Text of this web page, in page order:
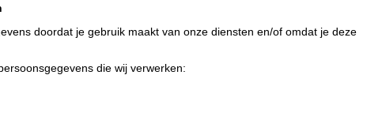
doordat je gebruik maakt van onze diensten en/of omdat je deze
die wij verwerken: